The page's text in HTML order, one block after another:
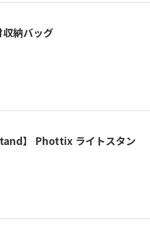
納バッグ
】 Phottix ライトスタン